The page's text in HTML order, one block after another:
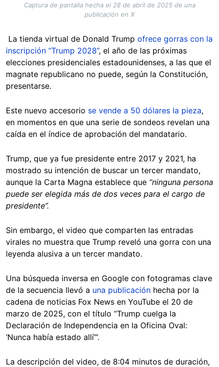
Captura de pantalla hecha el 28 de abril de 2025 de una
publicación en X
La tienda virtual de Donald Trump ofrece gorras con la
inscripción “Trump 2028”, el año de las próximas
elecciones presidenciales estadounidenses, a las que el
magnate republicano no puede, según la Constitución,
presentarse.
Este nuevo accesorio se vende a 50 dólares la pieza,
en momentos en que una serie de sondeos revelan una
caída en el índice de aprobación del mandatario.
Trump, que ya fue presidente entre 2017 y 2021, ha
mostrado su intención de buscar un tercer mandato,
aunque la Carta Magna establece que “ninguna persona
puede ser elegida más de dos veces para el cargo de
presidente”.
Sin embargo, el video que comparten las entradas
virales no muestra que Trump reveló una gorra con una
leyenda alusiva a un tercer mandato.
Una búsqueda inversa en Google con fotogramas clave
de la secuencia llevó a una publicación hecha por la
cadena de noticias Fox News en YouTube el 20 de
marzo de 2025, con el título “Trump cuelga la
Declaración de Independencia en la Oficina Oval:
‘Nunca había estado allí’”.
La descripción del video, de 8:04 minutos de duración,